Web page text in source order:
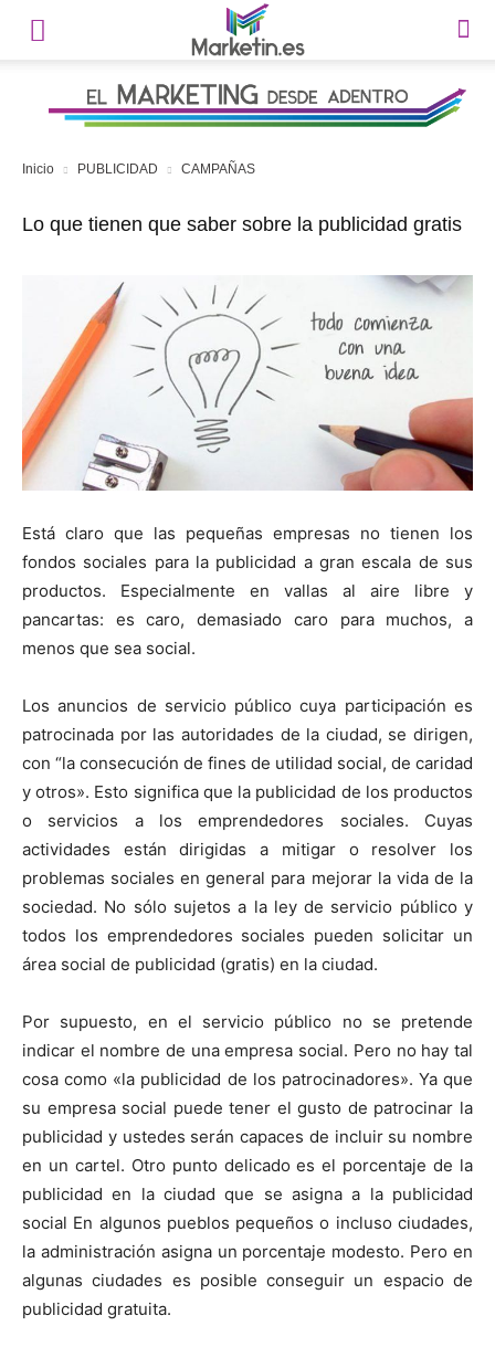
Inicio PUBLICIDAD CAMPAÑAS
Lo que tienen que saber sobre la publicidad gratis
Está claro que las pequeñas empresas no tienen los
fondos sociales para la publicidad a gran escala de sus
productos. Especialmente en vallas al aire libre y
pancartas: es caro, demasiado caro para muchos, a
menos que sea social.
Los anuncios de servicio público cuya participación es
patrocinada por las autoridades de la ciudad, se dirigen,
con “la consecución de fines de utilidad social, de caridad
y otros». Esto significa que la publicidad de los productos
o servicios a los emprendedores sociales. Cuyas
actividades están dirigidas a mitigar o resolver los
problemas sociales en general para mejorar la vida de la
sociedad. No sólo sujetos a la ley de servicio público y
todos los emprendedores sociales pueden solicitar un
área social de publicidad (gratis) en la ciudad.
Por supuesto, en el servicio público no se pretende
indicar el nombre de una empresa social. Pero no hay tal
cosa como «la publicidad de los patrocinadores». Ya que
su empresa social puede tener el gusto de patrocinar la
publicidad y ustedes serán capaces de incluir su nombre
en un cartel. Otro punto delicado es el porcentaje de la
publicidad en la ciudad que se asigna a la publicidad
social En algunos pueblos pequeños o incluso ciudades,
la administración asigna un porcentaje modesto. Pero en
algunas ciudades es posible conseguir un espacio de
publicidad gratuita.